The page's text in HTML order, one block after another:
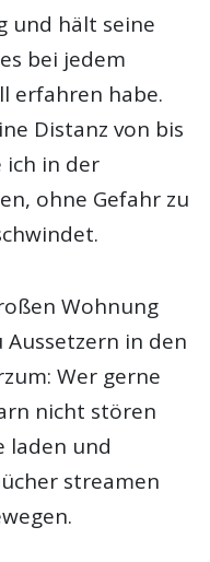
und hält seine
bei jedem
erfahren habe.
Distanz von bis
ich in der
ohne Gefahr zu
Wohnung
in den
Wer gerne
nicht stören
laden und
streamen